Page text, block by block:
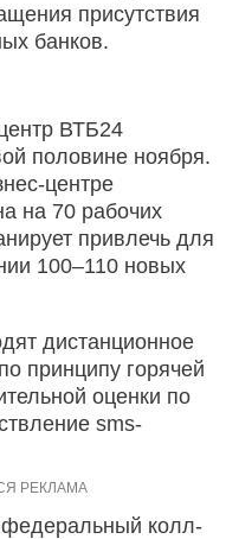
присутствия
банков.
ВТБ24
половине ноября.
центре
на 70 рабочих
привлечь для
100–110 новых
дистанционное
принципу горячей
оценки по
sms-
федеральный колл-